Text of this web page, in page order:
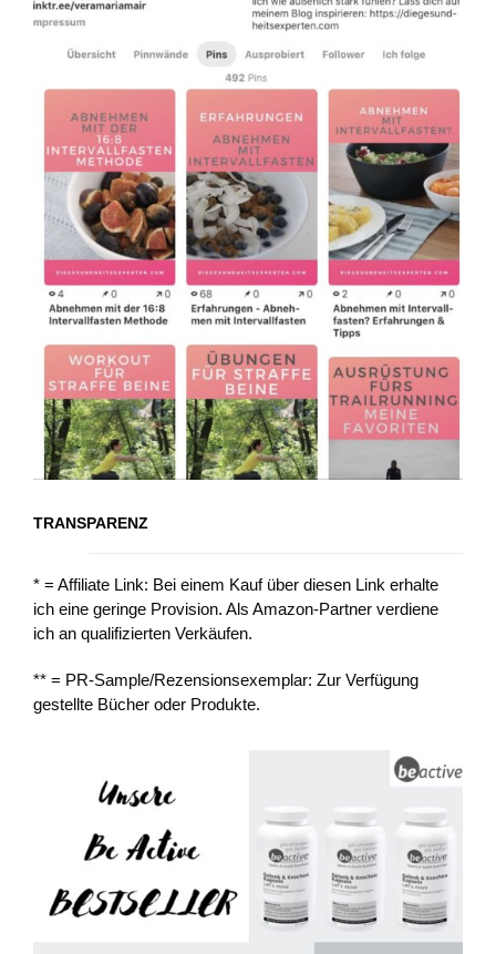
TRANSPARENZ
* = Affiliate Link: Bei einem Kauf über diesen Link erhalte
ich eine geringe Provision. Als Amazon-Partner verdiene
ich an qualifizierten Verkäufen.
** = PR-Sample/Rezensionsexemplar: Zur Verfügung
gestellte Bücher oder Produkte.